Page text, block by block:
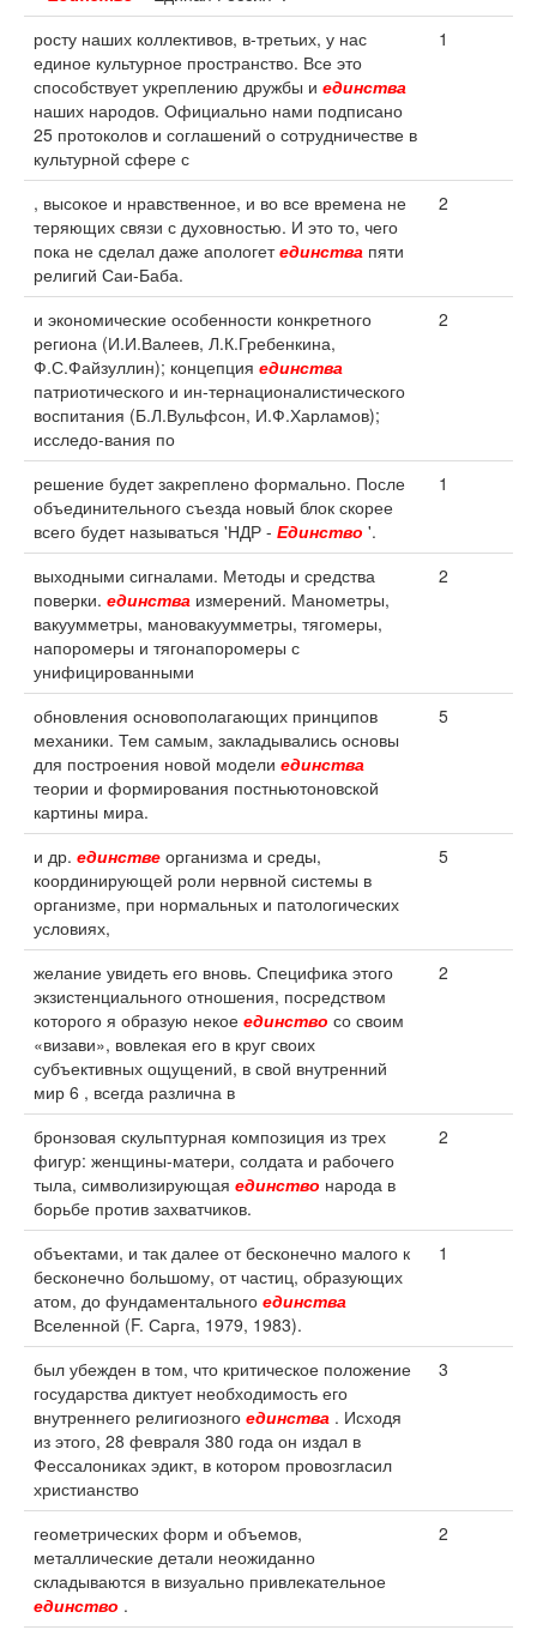
росту наших коллективов, в-третьих, у нас
единое культурное пространство. Все это
способствует укреплению дружбы и единства
наших народов. Официально нами подписано
25 протоколов и соглашений о сотрудничестве в
культурной сфере с
1
, высокое и нравственное, и во все времена не
теряющих связи с духовностью. И это то, чего
пока не сделал даже апологетединства пяти
религий Саи-Баба.
2
и экономические особенности конкретного
региона (И.И.Валеев, Л.К.Гребенкина,
Ф.С.Файзуллин); концепция единства
патриотического и ин-тернационалистического
воспитания (Б.Л.Вульфсон, И.Ф.Харламов);
исследо-вания по
2
решение будет закреплено формально. После
объединительного съезда новый блок скорее
всего будет называться 'НДР - Единство '.
1
выходными сигналами. Методы и средства
поверки. единства измерений. Манометры,
вакуумметры, мановакуумметры, тягомеры,
напоромеры и тягонапоромеры с
унифицированными
2
обновления основополагающих принципов
механики. Тем самым, закладывались основы
для построения новой модели единства
теории и формирования постньютоновской
картины мира.
5
и др. единстве организма и среды,
координирующей роли нервной системы в
организме, при нормальных и патологических
условиях,
5
желание увидеть его вновь. Специфика этого
экзистенциального отношения, посредством
которого я образую некое единство со своим
«визави», вовлекая его в круг своих
субъективных ощущений, в свой внутренний
мир 6 , всегда различна в
2
бронзовая скульптурная композиция из трех
фигур: женщины-матери, солдата и рабочего
тыла, символизирующая единство народа в
борьбе против захватчиков.
2
объектами, и так далее от бесконечно малого к
бесконечно большому, от частиц, образующих
атом, до фундаментального единства
Вселенной (F. Сарга, 1979, 1983).
1
был убежден в том, что критическое положение
государства диктует необходимость его
внутреннего религиозного единства . Исходя
из этого, 28 февраля 380 года он издал в
Фессалониках эдикт, в котором провозгласил
христианство
3
геометрических форм и объемов,
металлические детали неожиданно
складываются в визуально привлекательное
единство .
2